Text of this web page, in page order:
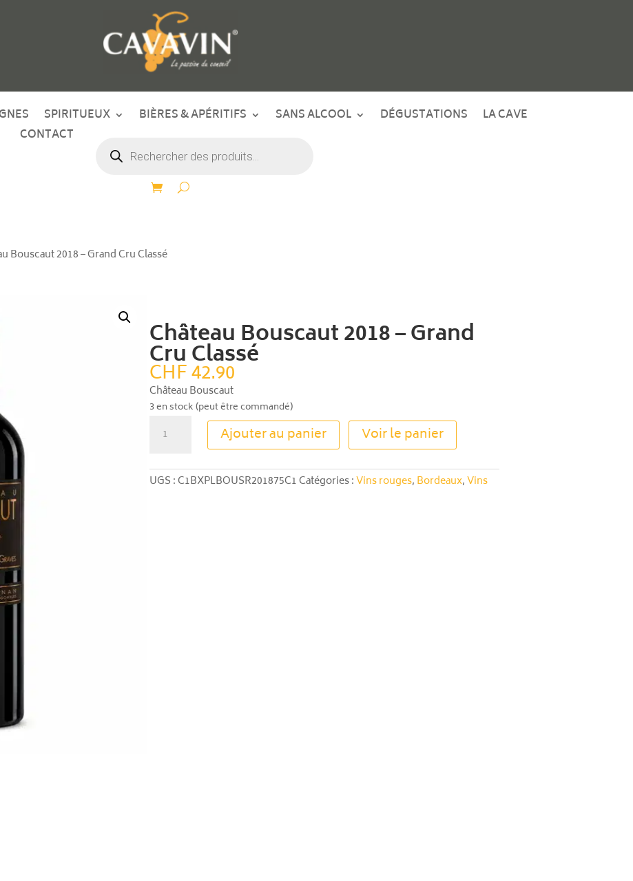
SPIRITUEUX BIÈRES & APÉRITIFS SANS ALCOOL DÉGUSTATIONS
LA CAVE
CONTACT
produits
Bouscaut 2018 – Grand Cru Classé
Château Bouscaut 2018 – Grand
Cru Classé
CHF42.90
Château Bouscaut
3 en stock (peut être commandé)
Bouscaut
2018
Ajouter au panier Voir le panier
A
e
r
UGS :C1BXPLBOUSR201875C1Catégories :Vins rouges, Bordeaux,Vins